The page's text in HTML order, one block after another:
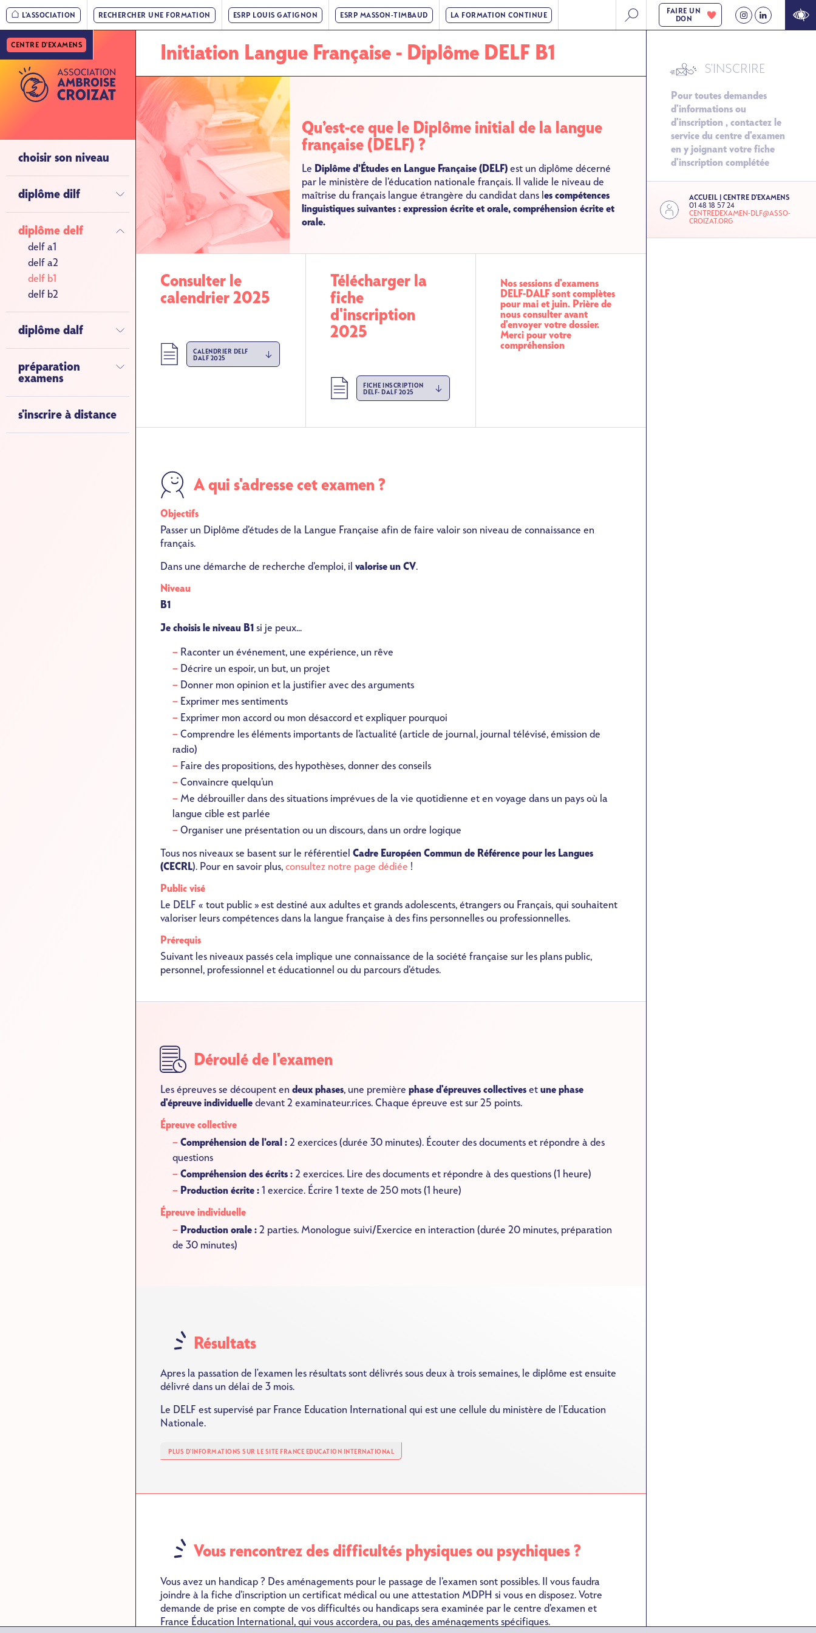
Aller
au
contenu
principal
Nav
principale
»
Niveau
L'ASSOCIATION RECHERCHER UNE FORMATION ESRP LOUIS GATIGNON ESRP MASSON-TIMBAUD LA FORMATION CONTINUE
CENTRE D'EXAMENS
FAIRE UN
DON
Nav
principale
Niveau
choisir son niveau
diplôme dilf
diplôme delf
delf a1
delf a2
delf b1
delf b2
diplôme dalf
préparation
examens
s'inscrire à distance
Initiation Langue Française - Diplôme DELF B1
Qu’est-ce que le Diplôme initial de la langue
française (DELF) ?
Le Diplôme d’Études en Langue Française (DELF) est un diplôme décerné
par le ministère de l’éducation nationale français. Il valide le niveau de
maîtrise du français langue étrangère du candidat dans les compétences
linguistiques suivantes : expression écrite et orale, compréhension écrite et
orale.
Consulter le
calendrier 2025
Fichier
CALENDRIER DELF
DALF 2025
Télécharger la
fiche
d'inscription
2025
Fichier
FICHE INSCRIPTION
DELF- DALF 2025
Nos sessions d'examens
DELF-DALF sont complètes
pour mai et juin. Prière de
nous consulter avant
d'envoyer votre dossier.
Merci pour votre
compréhension
SVG A qui s'adresse cet examen ?
Objectifs
Passer un Diplôme d’études de la Langue Française afin de faire valoir son niveau de connaissance en
français.
Dans une démarche de recherche d’emploi, ilvalorise un CV.
Niveau
B1
Je choisis le niveau B1si je peux...
Raconter un événement, une expérience, un rêve
Décrire un espoir, un but, un projet
Donner mon opinion et la justifier avec des arguments
Exprimer mes sentiments
Exprimer mon accord ou mon désaccord et expliquer pourquoi
Comprendre les éléments importants de l’actualité (article de journal, journal télévisé, émission de
radio)
Faire des propositions, des hypothèses, donner des conseils
Convaincre quelqu’un
Me débrouiller dans des situations imprévues de la vie quotidienne et en voyage dans un pays où la
langue cible est parlée
Organiser une présentation ou un discours, dans un ordre logique
Tous nos niveaux se basent sur le référentielCadre Européen Commun de Référence pour les Langues
(CECRL). Pour en savoir plus,consultez notre page dédiée !
Public visé
Le DELF « tout public » est destiné aux adultes et grands adolescents, étrangers ou Français, qui souhaitent
valoriser leurs compétences dans la langue française à des fins personnelles ou professionnelles.
Prérequis
Suivant les niveaux passés cela implique une connaissance de la société française sur les plans public,
personnel, professionnel et éducationnel ou du parcours d’études.
SVG Déroulé de l'examen
Les épreuves se découpent en deux phases, une première phase d'épreuves collectives etune phase
d'épreuve individuelle devant 2 examinateur.rices. Chaque épreuve est sur 25 points.
Épreuve collective
Compréhension de l’oral :2 exercices (durée 30 minutes). Écouter des documents et répondre à des
questions
Compréhension des écrits :2 exercices. Lire des documents et répondre à des questions (1 heure)
Production écrite :1 exercice. Écrire 1 texte de 250 mots (1 heure)
Épreuve individuelle
Production orale :2 parties. Monologue suivi/Exercice en interaction (durée 20 minutes, préparation
de 30 minutes)
SVG Résultats
Apres la passation de l'examen les résultats sont délivrés sous deux à trois semaines, le diplôme est ensuite
délivré dans un délai de 3 mois.
Le DELF est supervisé par France Education International qui est une cellule du ministère de l'Education
Nationale.
PLUS D'INFORMATIONS SUR LE SITE FRANCE EDUCATION INTERNATIONAL
SVG Vous rencontrez des difficultés physiques ou psychiques ?
Vous avez un handicap ? Des aménagements pour le passage de l’examen sont possibles. Il vous faudra
joindre à la fiche d’inscription un certificat médical ou une attestation MDPH si vous en disposez. Votre
demande de prise en compte de vos difficultés ou handicaps sera examinée par le centre d’examen et
France Éducation International, qui vous accordera, ou pas, des aménagements spécifiques.
SVG S'INSCRIRE
Pour toutes demandes
d'informations ou
d'inscription , contactez le
service du centre d'examen
en y joignant votre fiche
d'inscription complétée
ACCUEIL | CENTRE D'EXAMENS
01 48 18 57 24
CENTREDEXAMEN-DLF@ASSO-
CROIZAT.ORG